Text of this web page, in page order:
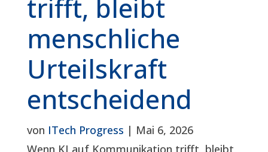
trifft, bleibt
menschliche
Urteilskraft
entscheidend
von ITech Progress | Mai 6, 2026
Wenn KI auf Kommunikation trifft, bleibt